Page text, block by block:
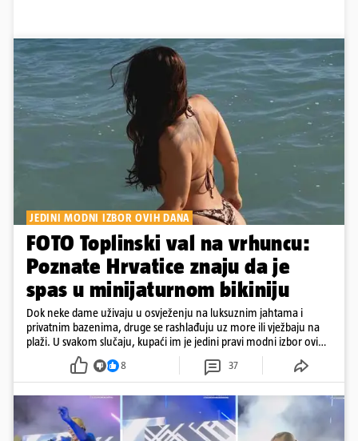
JEDINI MODNI IZBOR OVIH DANA
FOTO Toplinski val na vrhuncu:
Poznate Hrvatice znaju da je
spas u minijaturnom bikiniju
Dok neke dame uživaju u osvježenju na luksuznim jahtama i
privatnim bazenima, druge se rashlađuju uz more ili vježbaju na
plaži. U svakom slučaju, kupaći im je jedini pravi modni izbor ovih
8 37